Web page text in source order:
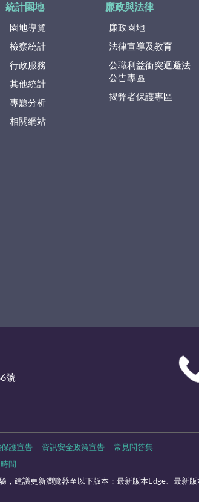
統計園地
園地導覽
檢察統計
行政服務
其他統計
專題分析
相關網站
廉政與法律
廉政園地
法律宣導及教育
公職利益衝突迴避法
公告專區
揭弊者保護專區
號
保護宣告 資訊安全政策宣告 常見問答集
間
，建議更新瀏覽器至以下版本：最新版本Edge、最新版